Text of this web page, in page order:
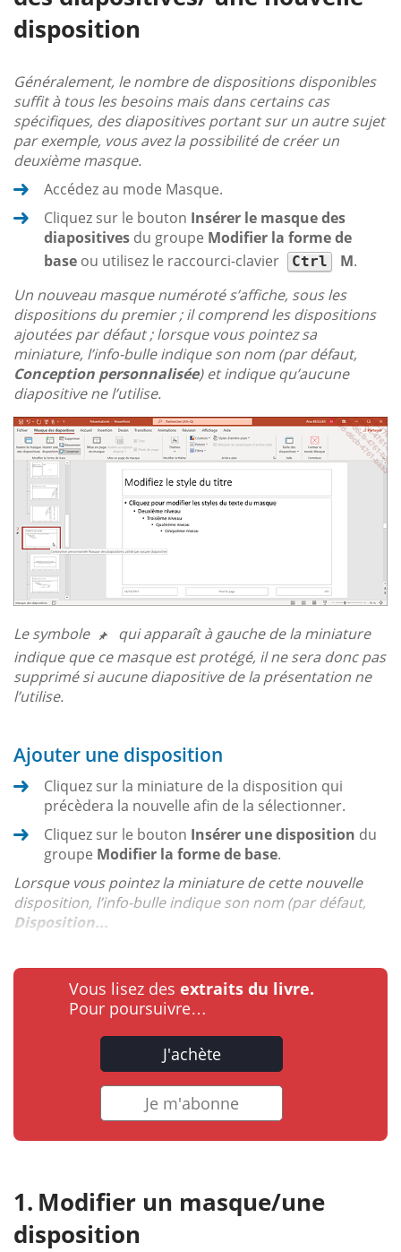
disposition
Généralement, le nombre de dispositions disponibles
suffit à tous les besoins mais dans certains cas
spécifiques, des diapositives portant sur un autre sujet
par exemple, vous avez la possibilité de créer un
deuxième masque.
Accédez au mode Masque.
Cliquez sur le bouton Insérer le masque des
diapositives du groupe Modifier la forme de
base ou utilisez le raccourci-clavier Ctrl M.
Un nouveau masque numéroté s’affiche, sous les
dispositions du premier ; il comprend les dispositions
ajoutées par défaut ; lorsque vous pointez sa
miniature, l’info-bulle indique son nom (par défaut,
Conception personnalisée) et indique qu’aucune
diapositive ne l’utilise.
Le symbole
qui apparaît à gauche de la miniature
indique que ce masque est protégé, il ne sera donc pas
supprimé si aucune diapositive de la présentation ne
l’utilise.
Ajouter une disposition
Cliquez sur la miniature de la disposition qui
précèdera la nouvelle afin de la sélectionner.
Cliquez sur le bouton Insérer une disposition du
groupe Modifier la forme de base.
Lorsque vous pointez la miniature de cette nouvelle
disposition, l’info-bulle indique son nom (par défaut,
Disposition...
Vous lisez des extraits du livre.
Pour poursuivre…
J'achète
Je m'abonne
Modifier un masque/une
disposition